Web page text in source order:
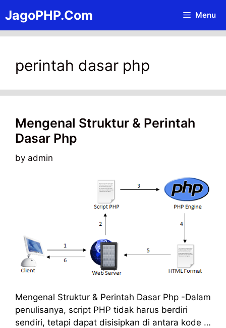
to
content
JagoPHP.Com Menu
perintah dasar php
Mengenal Struktur & Perintah
Dasar Php
by admin
Mengenal Struktur & Perintah Dasar Php -Dalam
penulisanya, script PHP tidak harus berdiri
sendiri, tetapi dapat disisipkan di antara kode …